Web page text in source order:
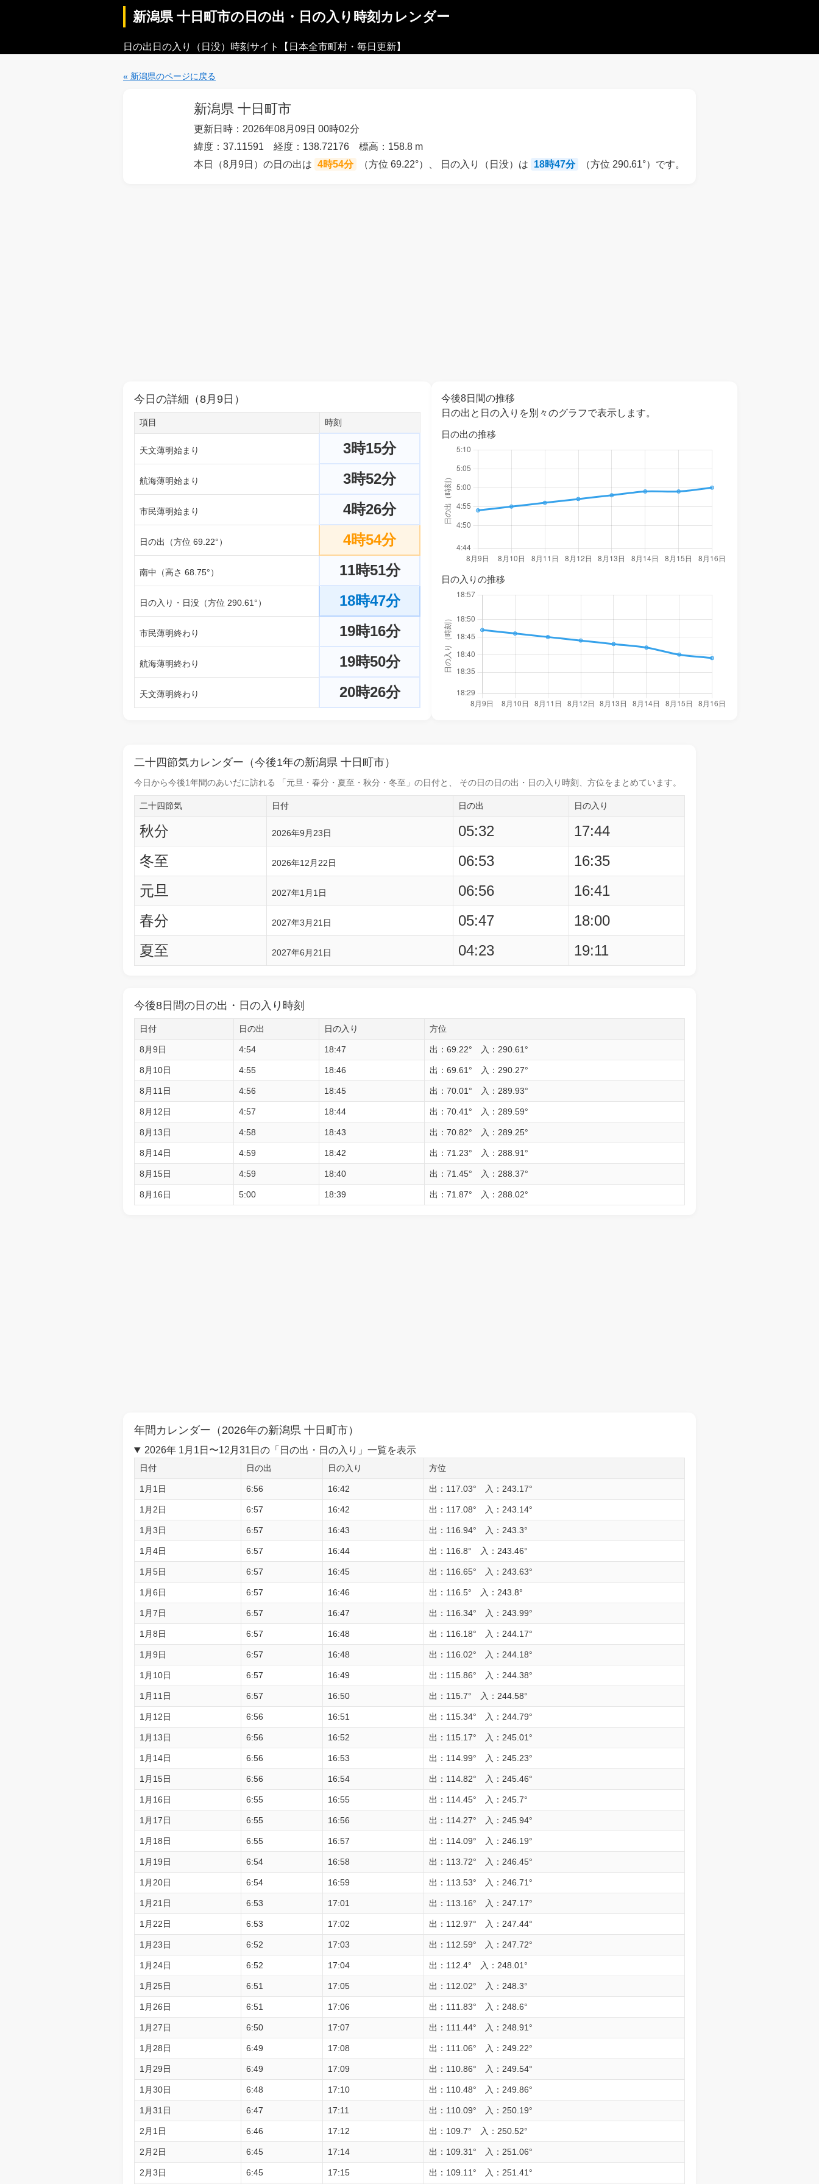
新潟県 十日町市の日の出・日の入り時刻カレンダー
日の出日の入り（日没）時刻サイト【日本全市町村・毎日更新】
« 新潟県のページに戻る
新潟県 十日町市
更新日時：2026年08月09日 00時02分
緯度：37.11591 経度：138.72176 標高：158.8 m
本日（8月9日）の日の出は 4時54分 （方位 69.22°）、 日の入り（日没）は 18時47分 （方位 290.61°）です。
今日の詳細（8月9日）
項目 時刻
天文薄明始まり 3時15分
航海薄明始まり 3時52分
市民薄明始まり 4時26分
日の出（方位 69.22°） 4時54分
南中（高さ 68.75°） 11時51分
日の入り・日没（方位 290.61°） 18時47分
市民薄明終わり 19時16分
航海薄明終わり 19時50分
天文薄明終わり 20時26分
今後8日間の推移
日の出と日の入りを別々のグラフで表示します。
日の出の推移
日の入りの推移
二十四節気カレンダー（今後1年の新潟県 十日町市）
今日から今後1年間のあいだに訪れる 「元旦・春分・夏至・秋分・冬至」の日付と、 その日の日の出・日の入り時刻 、方位をまとめています。
二十四節気 日付 日の出 日の入り
秋分 2026年9月23日 05:32
17:44
冬至
2026年12月22日 06:53
16:35
元旦
2027年1月1日 06:56
16:41
春分
2027年3月21日 05:47
18:00
夏至
2027年6月21日 04:23 19:11
今後8日間の日の出・日の入り時刻
日付 日の出 日の入り 方位
8月9日 4:54 18:47 出：69.22° 入：290.61°
8月10日 4:55 18:46 出：69.61° 入：290.27°
8月11日 4:56 18:45 出：70.01° 入：289.93°
8月12日 4:57 18:44 出：70.41° 入：289.59°
8月13日 4:58 18:43 出：70.82° 入：289.25°
8月14日 4:59 18:42 出：71.23° 入：288.91°
8月15日 4:59 18:40 出：71.45° 入：288.37°
8月16日 5:00 18:39 出：71.87° 入：288.02°
年間カレンダー（2026年の新潟県 十日町市）
2026年 1月1日〜12月31日の「日の出・日の入り」一覧を表示
日付 日の出 日の入り 方位
1月1日 6:56 16:42 出：117.03° 入：243.17°
1月2日 6:57 16:42 出：117.08° 入：243.14°
1月3日 6:57 16:43 出：116.94° 入：243.3°
1月4日 6:57 16:44 出：116.8° 入：243.46°
1月5日 6:57 16:45 出：116.65° 入：243.63°
1月6日 6:57 16:46 出：116.5° 入：243.8°
1月7日 6:57 16:47 出：116.34° 入：243.99°
1月8日 6:57 16:48 出：116.18° 入：244.17°
1月9日 6:57 16:48 出：116.02° 入：244.18°
1月10日 6:57 16:49 出：115.86° 入：244.38°
1月11日 6:57 16:50 出：115.7° 入：244.58°
1月12日 6:56 16:51 出：115.34° 入：244.79°
1月13日 6:56 16:52 出：115.17° 入：245.01°
1月14日 6:56 16:53 出：114.99° 入：245.23°
1月15日 6:56 16:54 出：114.82° 入：245.46°
1月16日 6:55 16:55 出：114.45° 入：245.7°
1月17日 6:55 16:56 出：114.27° 入：245.94°
1月18日 6:55 16:57 出：114.09° 入：246.19°
1月19日 6:54 16:58 出：113.72° 入：246.45°
1月20日 6:54 16:59 出：113.53° 入：246.71°
1月21日 6:53 17:01 出：113.16° 入：247.17°
1月22日 6:53 17:02 出：112.97° 入：247.44°
1月23日 6:52 17:03 出：112.59° 入：247.72°
1月24日 6:52 17:04 出：112.4° 入：248.01°
1月25日 6:51 17:05 出：112.02° 入：248.3°
1月26日 6:51 17:06 出：111.83° 入：248.6°
1月27日 6:50 17:07 出：111.44° 入：248.91°
1月28日 6:49 17:08 出：111.06° 入：249.22°
1月29日 6:49 17:09 出：110.86° 入：249.54°
1月30日 6:48 17:10 出：110.48° 入：249.86°
1月31日 6:47 17:11 出：110.09° 入：250.19°
2月1日 6:46 17:12 出：109.7° 入：250.52°
2月2日 6:45 17:14 出：109.31° 入：251.06°
2月3日 6:45 17:15 出：109.11° 入：251.41°